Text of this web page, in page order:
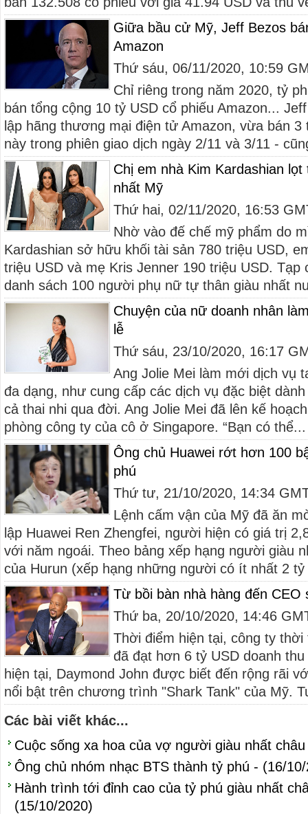
Giữa bầu cử Mỹ, Jeff Bezos
Amazon
Thứ sáu, 06/11/2020, 10:59
Chỉ riêng trong năm 2020, tỷ
bán tổng cộng 10 tỷ USD cổ phiếu Amazon...
lập hãng thương mại điện tử Amazon, vừa bán 3
này trong phiên giao dịch ngày 2/11 và 3/11 -
Chị em nhà Kim Kardashian
nhất Mỹ
Thứ hai, 02/11/2020, 16:53
Nhờ vào đế chế mỹ phẩm do
Kardashian sở hữu khối tài sản 780 triệu USD,
triệu USD và mẹ Kris Jenner 190 triệu USD.
danh sách 100 người phụ nữ tự thân giàu nhất
Chuyện của nữ doanh nhân
lễ
Thứ sáu, 23/10/2020, 16:17
Ang Jolie Mei làm mới dịch vụ
đa dạng, như cung cấp các dịch vụ đặc biệt
cả thai nhi qua đời. Ang Jolie Mei đã lên kế
phòng công ty của cô ở Singapore. “Bạn có thể...
Ông chủ Huawei rớt hơn 100
phú
Thứ tư, 21/10/2020, 14:34
Lệnh cấm vận của Mỹ đã ăn
lập Huawei Ren Zhengfei, người hiện có giá trị
với năm ngoái. Theo bảng xếp hạng người giàu
của Hurun (xếp hạng những người có ít nhất 2 tỷ
Từ bồi bàn nhà hàng đến
Thứ ba, 20/10/2020, 14:46
Thời điểm hiện tại, công ty
đã đạt hơn 6 tỷ USD doanh
hiện tại, Daymond John được biết đến rộng rãi
nổi bật trên chương trình "Shark Tank" của Mỹ.
Các bài viết khác...
Cuộc sống xa hoa của vợ người giàu nhất
Ông chủ nhóm nhạc BTS thành tỷ phú - (16/
Hành trình tới đỉnh cao của tỷ phú giàu nhất
(15/10/2020)